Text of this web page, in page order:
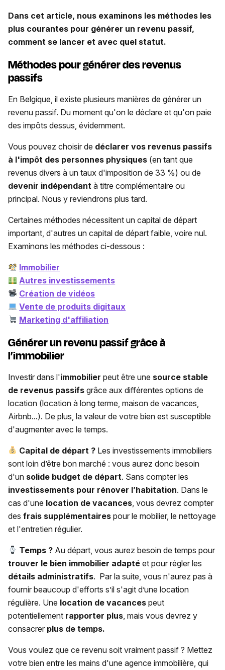
Dans cet article, nous examinons les méthodes les
plus courantes pour générer un revenu passif,
comment se lancer et avec quel statut.
Méthodes pour générer des revenus
passifs
En Belgique, il existe plusieurs manières de générer un
revenu passif. Du moment qu'on le déclare et qu'on paie
des impôts dessus, évidemment.
Vous pouvez choisir de déclarer vos revenus passifs
à l'impôt des personnes physiques (en tant que
revenus divers à un taux d'imposition de 33 %) ou de
devenir indépendant à titre complémentaire ou
principal. Nous y reviendrons plus tard.
Certaines méthodes nécessitent un capital de départ
important, d'autres un capital de départ faible, voire nul.
Examinons les méthodes ci-dessous :
Immobilier
Autres investissements
Création de vidéos
Vente de produits digitaux
Marketing d'affiliation
Générer un revenu passif grâce à
l’immobilier
Investir dans l'immobilier peut être une source stable
de revenus passifs grâce aux différentes options de
location (location à long terme, maison de vacances,
Airbnb...). De plus, la valeur de votre bien est susceptible
d'augmenter avec le temps.
Capital de départ ? Les investissements immobiliers
sont loin d’être bon marché : vous aurez donc besoin
d'un solide budget de départ. Sans compter les
investissements pour rénover l’habitation. Dans le
cas d'une location de vacances , vous devrez compter
des frais supplémentaires pour le mobilier, le nettoyage
et l'entretien régulier.
Temps ? Au départ, vous aurez besoin de temps pour
trouver le bien immobilier adapté et pour régler les
détails administratifs. Par la suite, vous n'aurez pas à
fournir beaucoup d'efforts s’il s'agit d’une location
régulière. Une location de vacances peut
potentiellement rapporter plus , mais vous devrez y
consacrer plus de temps.
Vous voulez que ce revenu soit vraiment passif ? Mettez
votre bien entre les mains d'une agence immobilière, qui